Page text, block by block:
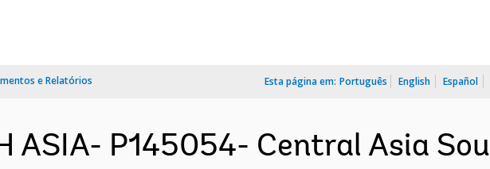
e Relatórios Esta página em: Português English Español
ASIA- P145054- Central Asia